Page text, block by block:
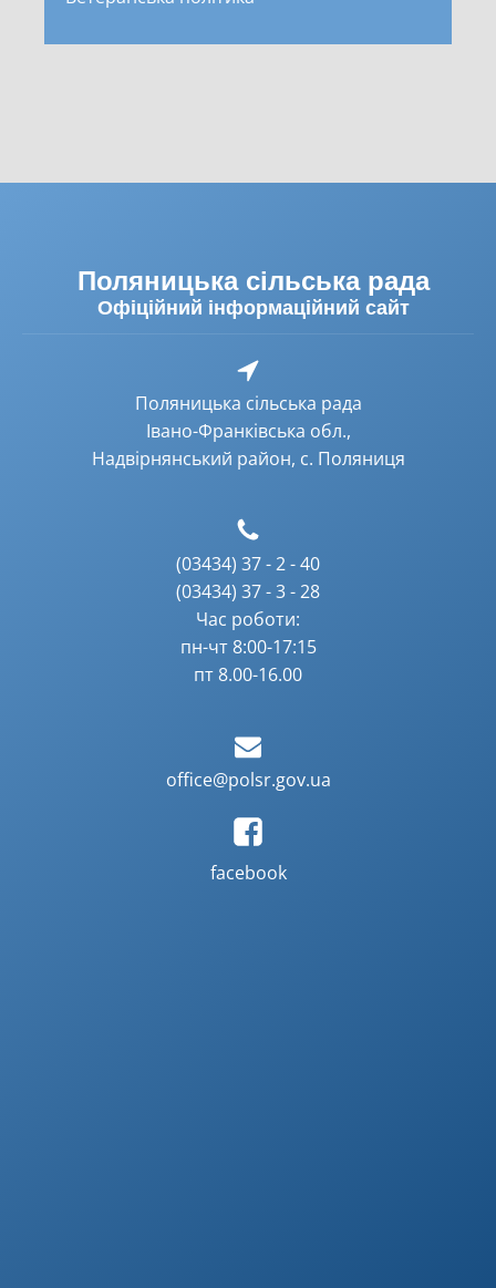
Поляницька сільська рада
Офіційний інформаційний сайт
Поляницька сільська рада
Івано-Франківська обл.,
Надвірнянський район, с. Поляниця
(03434) 37 - 2 - 40
(03434) 37 - 3 - 28
Час роботи:
пн-чт 8:00-17:15
пт 8.00-16.00
office@polsr.gov.ua
facebook